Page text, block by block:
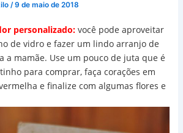
/9 de maio de 2018
personalizado: você pode aproveitar
de vidro e fazer um lindo arranjo de
a mamãe. Use um pouco de juta que é
para comprar, faça corações em
e finalize com algumas flores e